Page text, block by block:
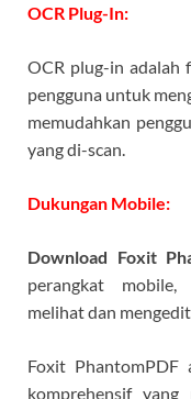
OCR Plug-In:
OCR plug-in adalah
pengguna untuk
memudahkan
yang di-scan.
Dukungan Mobile:
Download Foxit
perangkat mobile,
melihat dan
Foxit PhantomPDF
komprehensif